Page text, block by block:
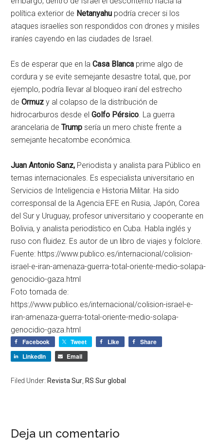
política exterior de Netanyahu podría crecer si los
ataques israelíes son respondidos con drones y misiles
iraníes cayendo en las ciudades de Israel.
Es de esperar que en laCasa Blanca prime algo de
cordura y se evite semejante desastre total, que, por
ejemplo, podría llevar al bloqueo iraní del estrecho
deOrmuz y al colapso de la distribución de
hidrocarburos desde elGolfo Pérsico . La guerra
arancelaria deTrump sería un mero chiste frente a
semejante hecatombe económica.
Juan Antonio Sanz, Periodista y analista para Público en
temas internacionales. Es especialista universitario en
Servicios de Inteligencia e Historia Militar. Ha sido
corresponsal de la Agencia EFE en Rusia, Japón, Corea
del Sur y Uruguay, profesor universitario y cooperante en
Bolivia, y analista periodístico en Cuba. Habla inglés y
ruso con fluidez. Es autor de un libro de viajes y folclore.
Fuente: https://www.publico.es/internacional/colision-
israel-e-iran-amenaza-guerra-total-oriente-medio-solapa-
genocidio-gaza.html
Foto tomada de:
https://www.publico.es/internacional/colision-israel-e-
iran-amenaza-guerra-total-oriente-medio-solapa-
genocidio-gaza.html
Facebook Tweet Like
Share
LinkedIn
Email
Filed Under: Revista Sur RS Sur global
Deja un comentario